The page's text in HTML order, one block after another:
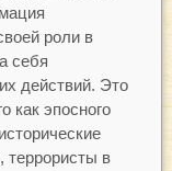
роли в
себя
действий. Это
как эпосного
террористы в